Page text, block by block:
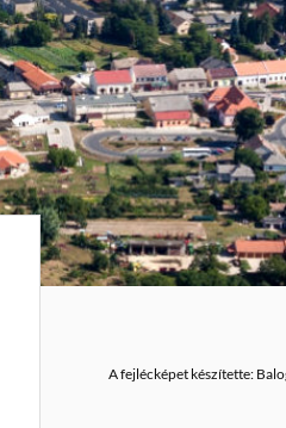
A fejlécképet készítette: